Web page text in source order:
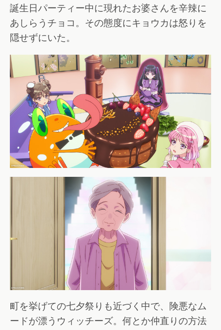
誕生日パーティー中に現れたお婆さんを辛辣に
あしらうチョコ。その態度にキョウカは怒りを
隠せずにいた。
町を挙げての七夕祭りも近づく中で、険悪なム
ードが漂うウィッチーズ。何とか仲直りの方法